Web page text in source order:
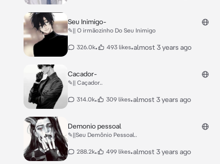
Seu Inimigo-
✎|| O irmãozinho Do Seu Inimigo
326.0k• 493 likes•almost 3 years ago
Cacador-
✎|| Caçador..
314.0k• 309 likes•almost 3 years ago
Demonio pessoal
✎||Seu Demônio Pessoal..
288.2k• 499 likes•almost 3 years ago